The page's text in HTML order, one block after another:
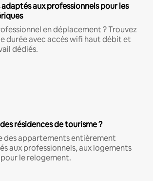
aux professionnels pour les
en déplacement ? Trouvez
durée avec accès wifi haut débit et
dédiés.
résidences de tourisme ?
des appartements entièrement
aux professionnels, aux logements
le relogement.